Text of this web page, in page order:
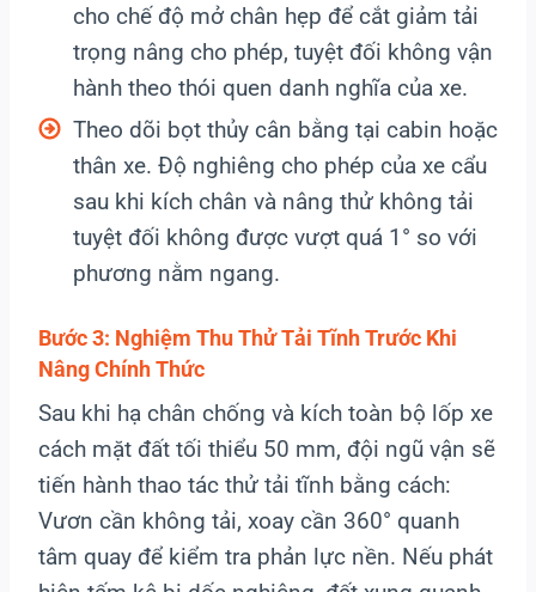
cho chế độ mở chân hẹp để cắt giảm tải
trọng nâng cho phép, tuyệt đối không vận
hành theo thói quen danh nghĩa của xe.
Theo dõi bọt thủy cân bằng tại cabin hoặc
thân xe. Độ nghiêng cho phép của xe cẩu
sau khi kích chân và nâng thử không tải
tuyệt đối không được vượt quá 1° so với
phương nằm ngang.
Bước 3: Nghiệm Thu Thử Tải Tĩnh Trước Khi
Nâng Chính Thức
Sau khi hạ chân chống và kích toàn bộ lốp xe
cách mặt đất tối thiểu 50 mm, đội ngũ vận sẽ
tiến hành thao tác thử tải tĩnh bằng cách:
Vươn cần không tải, xoay cần 360° quanh
tâm quay để kiểm tra phản lực nền. Nếu phát